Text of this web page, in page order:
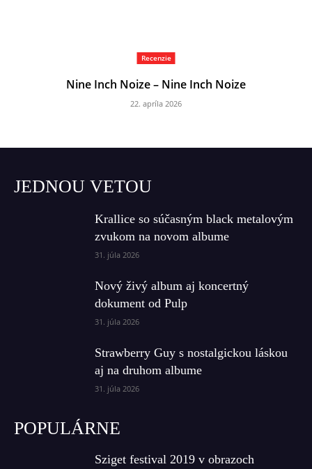
Recenzie
Nine Inch Noize – Nine Inch Noize
22. apríla 2026
JEDNOU VETOU
Krallice so súčasným black metalovým
zvukom na novom albume
31. júla 2026
Nový živý album aj koncertný
dokument od Pulp
31. júla 2026
Strawberry Guy s nostalgickou láskou
aj na druhom albume
31. júla 2026
POPULÁRNE
Sziget festival 2019 v obrazoch